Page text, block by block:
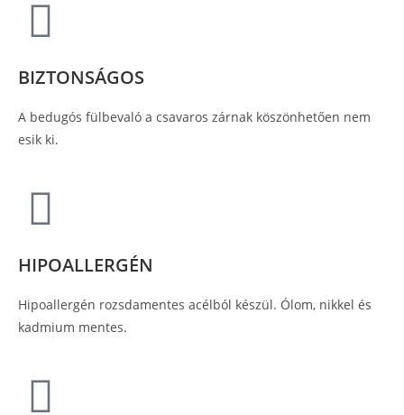
BIZTONSÁGOS
A bedugós fülbevaló a csavaros zárnak köszönhetően nem
esik ki.
HIPOALLERGÉN
Hipoallergén rozsdamentes acélból készül. Ólom, nikkel és
kadmium mentes.